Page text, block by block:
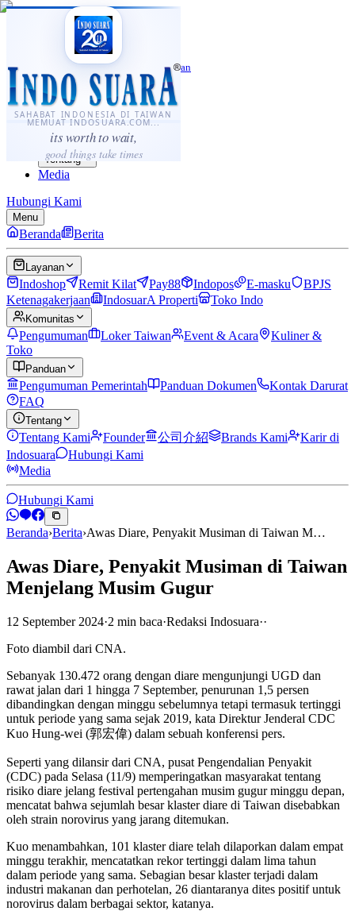
SAHABAT INDONESIA DI TAIWAN
MEMUAT INDOSUARA.COM...
its worth to wait,
good things take times
·...
⌘K
Sahabat Indonesia di Taiwan
Berita
Layanan
Komunitas
Panduan
Tentang
Media
Hubungi Kami
Menu
Beranda Berita
Layanan
Indoshop Remit Kilat Pay88 Indopos E-masku
BPJS
Ketenagakerjaan
IndosuarA Properti Toko Indo
Komunitas
Pengumuman Loker Taiwan Event & Acara
Kuliner &
Toko
Panduan
Pengumuman Pemerintah Panduan Dokumen
Kontak Darurat
FAQ
Tentang
Tentang Kami Founder 公司介紹 Brands Kami
Karir di
Indosuara
Hubungi Kami
Media
Hubungi Kami
Beranda›Berita›Awas Diare, Penyakit Musiman di Taiwan M…
Awas Diare, Penyakit Musiman di Taiwan
Menjelang Musim Gugur
12 September 2024·2 min baca·Redaksi Indosuara··
Foto diambil dari CNA.
Sebanyak 130.472 orang dengan diare mengunjungi UGD dan
rawat jalan dari 1 hingga 7 September, penurunan 1,5 persen
dibandingkan dengan minggu sebelumnya tetapi termasuk tertinggi
untuk periode yang sama sejak 2019, kata Direktur Jenderal CDC
Kuo Hung-wei (郭宏偉) dalam sebuah konferensi pers.
Seperti yang dilansir dari CNA, pusat Pengendalian Penyakit
(CDC) pada Selasa (11/9) memperingatkan masyarakat tentang
risiko diare jelang festival pertengahan musim gugur minggu depan,
mencatat bahwa sejumlah besar klaster diare di Taiwan disebabkan
oleh strain norovirus yang jarang ditemukan.
Kuo menambahkan, 101 klaster diare telah dilaporkan dalam empat
minggu terakhir, mencatatkan rekor tertinggi dalam lima tahun
dalam periode yang sama. Sebagian besar klaster terjadi dalam
industri makanan dan perhotelan, 26 diantaranya dites positif untuk
norovirus dalam berbagai sektor, katanya.